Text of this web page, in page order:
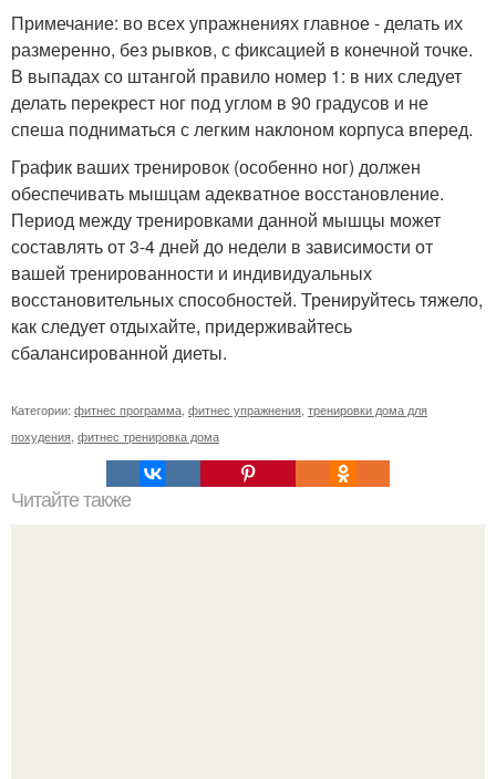
Примечание: во всех упражнениях главное - делать их
размеренно, без рывков, с фиксацией в конечной точке.
В выпадах со штангой правило номер 1: в них следует
делать перекрест ног под углом в 90 градусов и не
спеша подниматься с легким наклоном корпуса вперед.
График ваших тренировок (особенно ног) должен
обеспечивать мышцам адекватное восстановление.
Период между тренировками данной мышцы может
составлять от 3-4 дней до недели в зависимости от
вашей тренированности и индивидуальных
восстановительных способностей. Тренируйтесь тяжело,
как следует отдыхайте, придерживайтесь
сбалансированной диеты.
Категории: фитнес программа, фитнес упражнения, тренировки дома для
похудения, фитнес тренировка дома
Читайте также